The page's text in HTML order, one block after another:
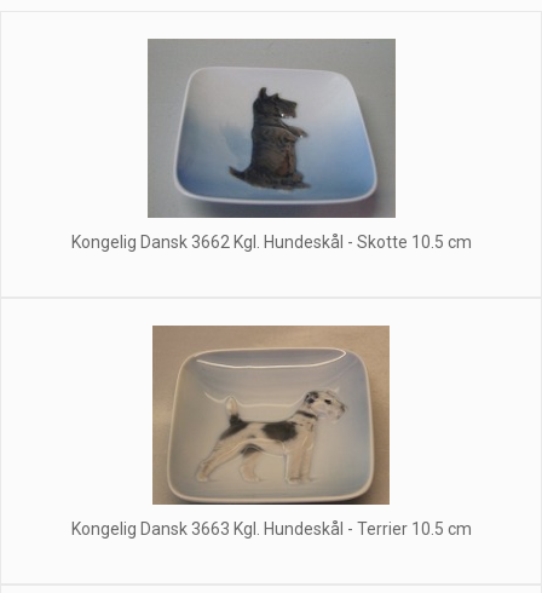
Kongelig Dansk 3662 Kgl. Hundeskål - Skotte 10.5 cm
Kongelig Dansk 3663 Kgl. Hundeskål - Terrier 10.5 cm